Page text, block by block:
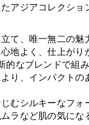
アジアコレクショ
て、唯一無二の魅
地よく、仕上がり
的なブレンドで組
り、インパクト
むシルキーなフォ
ラなど肌の気にな